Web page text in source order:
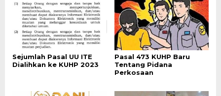
Sejumlah Pasal UU ITE
Dialihkan ke KUHP 2023
Pasal 473 KUHP Baru
Tentang Pidana
Perkosaan